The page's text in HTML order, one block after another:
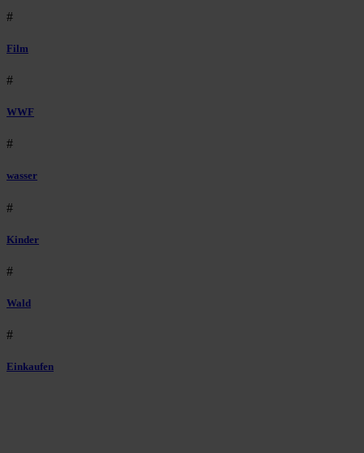
#
Film
#
WWF
#
wasser
#
Kinder
#
Wald
#
Einkaufen